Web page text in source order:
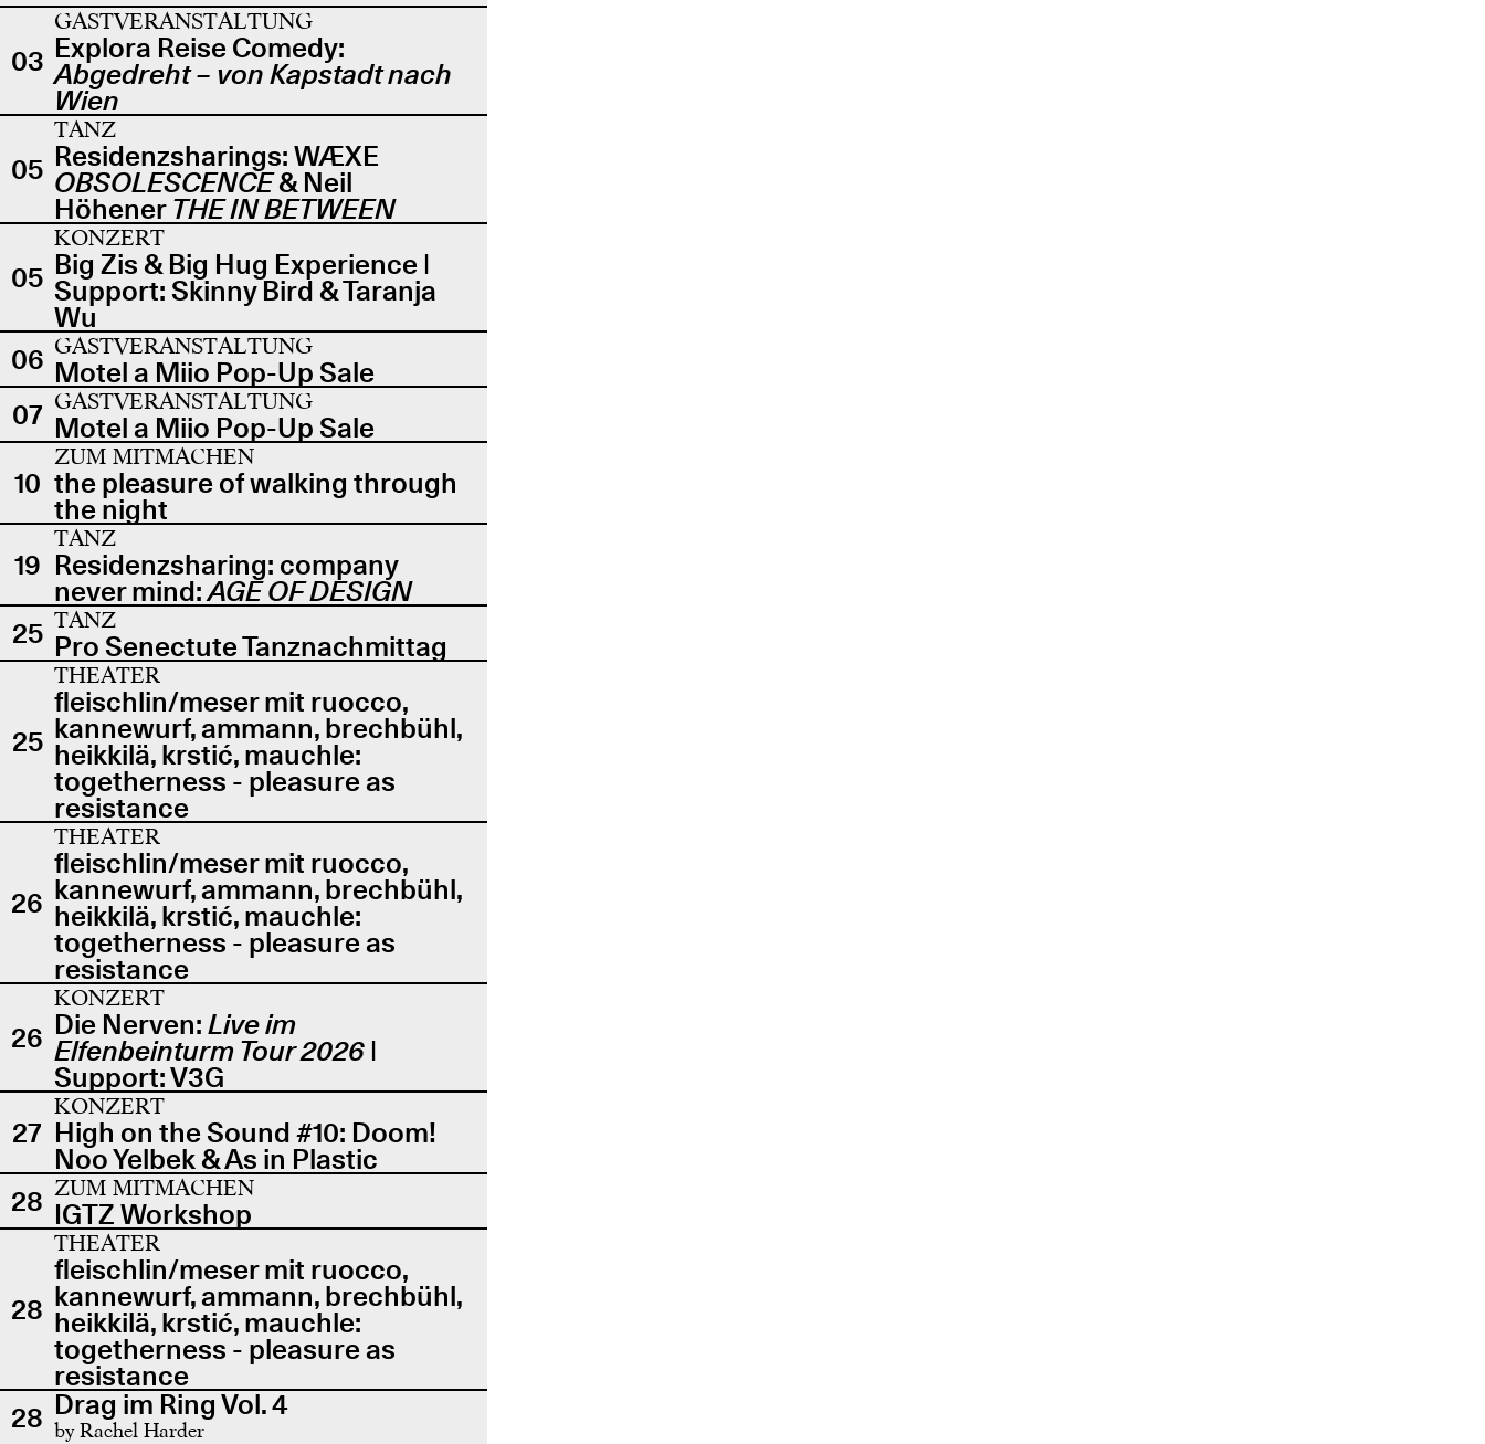
03
GASTVERANSTALTUNG
Explora Reise Comedy:
Abgedreht – von Kapstadt nach
Wien
05
TANZ
Residenzsharings: WÆXE
OBSOLESCENCE& Neil
Höhener THE IN BETWEEN
05
KONZERT
Big Zis & Big Hug Experience |
Support: Skinny Bird & Taranja
Wu
06 GASTVERANSTALTUNG
Motel a Miio Pop-Up Sale
07 GASTVERANSTALTUNG
Motel a Miio Pop-Up Sale
10
ZUM MITMACHEN
the pleasure of walking through
the night
19
TANZ
Residenzsharing: company
never mind:AGE OF DESIGN
25 TANZ
Pro Senectute Tanznachmittag
25
THEATER
fleischlin/meser mit ruocco,
kannewurf, ammann, brechbühl,
heikkilä, krstić, mauchle:
togetherness - pleasure as
resistance
26
THEATER
fleischlin/meser mit ruocco,
kannewurf, ammann, brechbühl,
heikkilä, krstić, mauchle:
togetherness - pleasure as
resistance
26
KONZERT
Die Nerven:Live im
Elfenbeinturm Tour 2026 |
Support: V3G
27
KONZERT
High on the Sound #10: Doom!
Noo Yelbek & As in Plastic
28 ZUM MITMACHEN
IGTZ Workshop
28
THEATER
fleischlin/meser mit ruocco,
kannewurf, ammann, brechbühl,
heikkilä, krstić, mauchle:
togetherness - pleasure as
resistance
28 Drag im Ring Vol. 4
by Rachel Harder